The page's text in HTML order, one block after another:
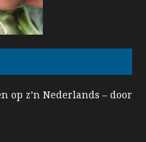
op z’n Nederlands – door